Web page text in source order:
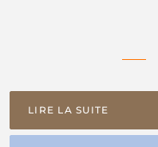
LIRE LA SUITE